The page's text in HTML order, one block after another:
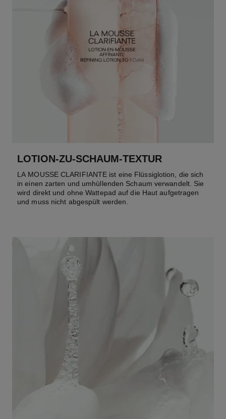
LOTION-ZU-SCHAUM-TEXTUR
LA MOUSSE CLARIFIANTE ist eine Flüssiglotion, die sich
in einen zarten und umhüllenden Schaum verwandelt. Sie
wird direkt und ohne Wattepad auf die Haut aufgetragen
und muss nicht abgespült werden.